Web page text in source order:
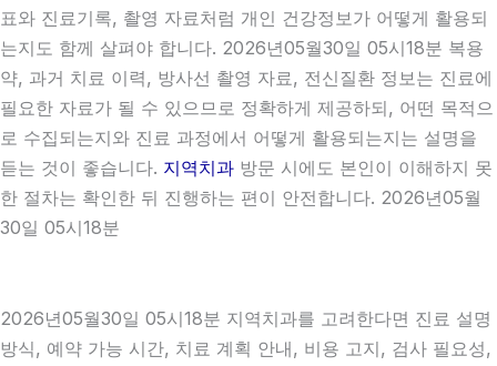
표와 진료기록, 촬영 자료처럼 개인 건강정보가 어떻게 활용되
는지도 함께 살펴야 합니다. 2026년05월30일 05시18분 복용
약, 과거 치료 이력, 방사선 촬영 자료, 전신질환 정보는 진료에
필요한 자료가 될 수 있으므로 정확하게 제공하되, 어떤 목적으
로 수집되는지와 진료 과정에서 어떻게 활용되는지는 설명을
듣는 것이 좋습니다. 지역치과 방문 시에도 본인이 이해하지 못
한 절차는 확인한 뒤 진행하는 편이 안전합니다. 2026년05월
30일 05시18분
2026년05월30일 05시18분 지역치과를 고려한다면 진료 설명
방식, 예약 가능 시간, 치료 계획 안내, 비용 고지, 검사 필요성,